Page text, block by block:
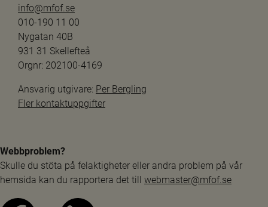
info@mfof.se
010-190 11 00
Nygatan 40B
931 31 Skellefteå
Orgnr: 202100-4169
Ansvarig utgivare: Per Bergling
Fler kontaktuppgifter
Webbproblem?
Skulle du stöta på felaktigheter eller andra problem på vår
hemsida kan du rapportera det till webmaster@mfof.se